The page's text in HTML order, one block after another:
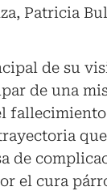
Patricia
de su
de una
de
el cura